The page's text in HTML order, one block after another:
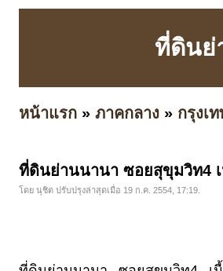
ที่ดินย่
หน้าแรก » ภาคกลาง » กรุงเ
ที่ดินย่านนานา ซอยสุขุมวิท4 เ
โดย นุชิต ปรับปรุงล่าสุดเมื่อ 19 ก.ค. 2554, 17:19.